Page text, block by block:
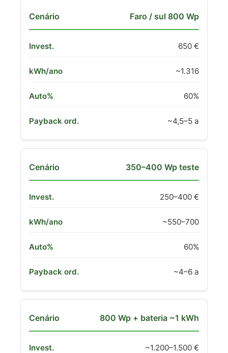
Faro / sul 800 Wp
650 €
~1.316
60%
~4,5–5 a
350–400 Wp teste
250–400 €
~550–700
60%
~4–6 a
800 Wp + bateria ~1 kWh
~1.200–1.500 €